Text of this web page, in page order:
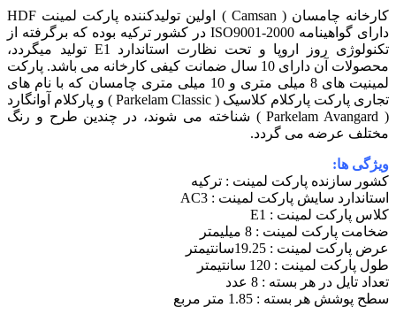
کارخانه چامسان ( Camsan ) اولین تولیدکننده پارکت لمینت HDF
دارای گواهینامه ISO9001-2000 در کشور ترکیه بوده که برگرفته از
تکنولوژی روز اروپا و تحت نظارت استاندارد E1 تولید میگردد،
محصولات آن دارای 10 سال ضمانت کیفی کارخانه می باشد. پارکت
لمینیت های 8 میلی متری و 10 میلی متری چامسان که با نام های
تجاری پارکت پارکلام کلاسیک ( Parkelam Classic ) و پارکلام آوانگارد
( Parkelam Avangard ) شناخته می شوند، در چندین طرح و رنگ
مختلف عرضه می گردد.
ویژگی ها:
کشور سازنده پارکت لمینت : ترکیه
استاندارد سایش پارکت لمینت : AC3
کلاس پارکت لمینت : E1
ضخامت پارکت لمینت : 8 میلیمتر
عرض پارکت لمینت : 19.25سانتیمتر
طول پارکت لمینت : 120 سانتیمتر
تعداد تایل در هر بسته : 8 عدد
سطح پوشش هر بسته : 1.85 متر مربع